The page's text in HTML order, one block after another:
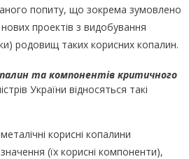
попиту, що зокрема зумовлено
нових проектів з видобування
родовищ таких корисних копалин.
та компонентів критичного
України відносяться такі
корисні копалини
(їх корисні компоненти),